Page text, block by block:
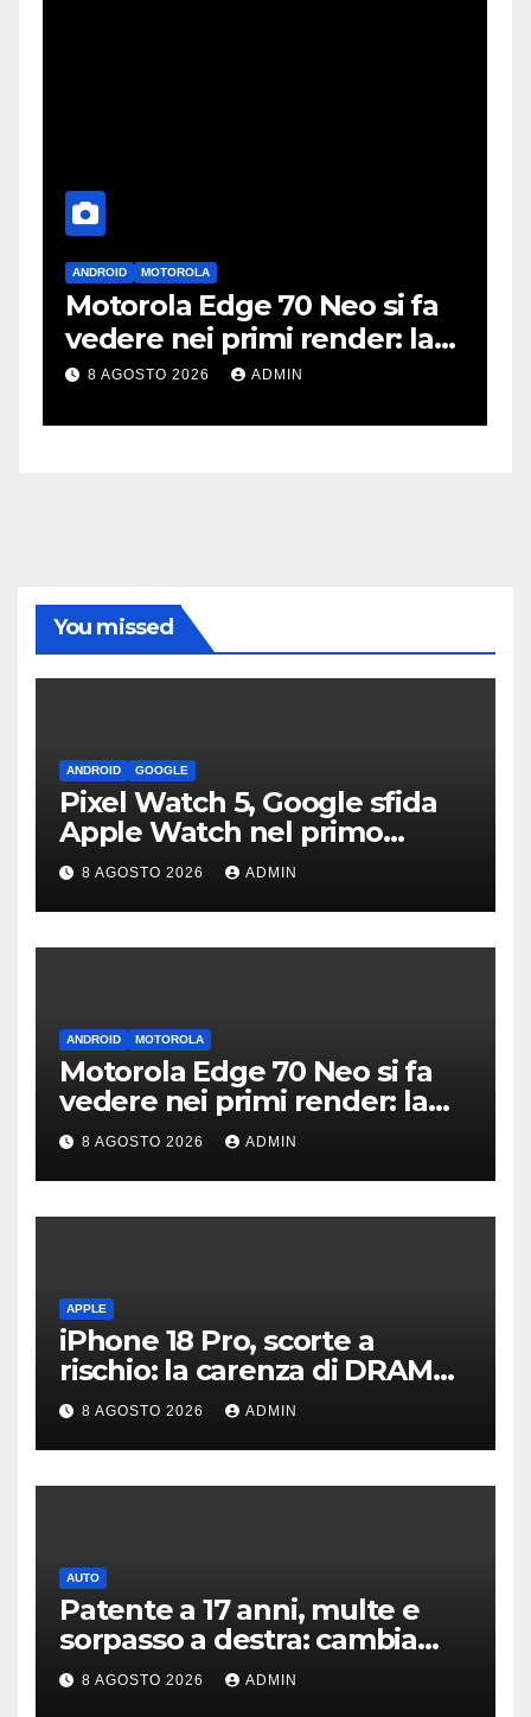
ANDROID MOTOROLA
Motorola Edge 70 Neo si fa
vedere nei primi render: la
fotocamera è da 200 MP
8 AGOSTO 2026 ADMIN
You missed
ANDROID GOOGLE
Pixel Watch 5, Google sfida
Apple Watch nel primo
teaser: “sembra un orologio”
8 AGOSTO 2026 ADMIN
ANDROID MOTOROLA
Motorola Edge 70 Neo si fa
vedere nei primi render: la
fotocamera è da 200 MP
8 AGOSTO 2026 ADMIN
APPLE
iPhone 18 Pro, scorte a
rischio: la carenza di DRAM
potrebbe far slittare le
consegne
8 AGOSTO 2026 ADMIN
AUTO
Patente a 17 anni, multe e
sorpasso a destra: cambia
tutto, nuove regole allo
studio
8 AGOSTO 2026 ADMIN